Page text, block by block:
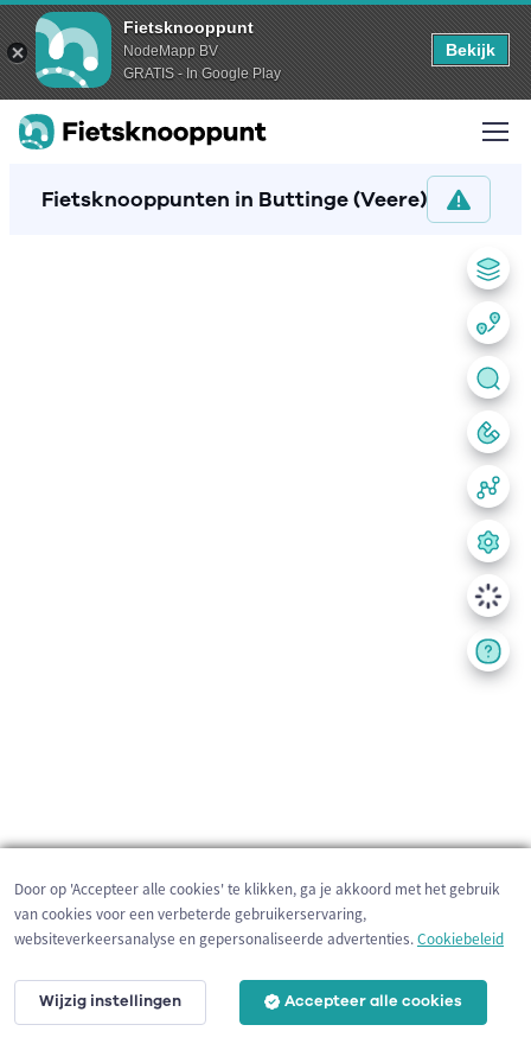
Fietsknooppunt
NodeMapp BV
GRATIS - In Google Play
Bekijk
Fietsknooppunten in Buttinge (Veere)
200 m
Door op 'Accepteer alle cookies' te klikken, ga je akkoord met het gebruik
van cookies voor een verbeterde gebruikerservaring,
websiteverkeersanalyse en gepersonaliseerde advertenties.Cookiebeleid
Wijzig instellingen Accepteer alle cookies